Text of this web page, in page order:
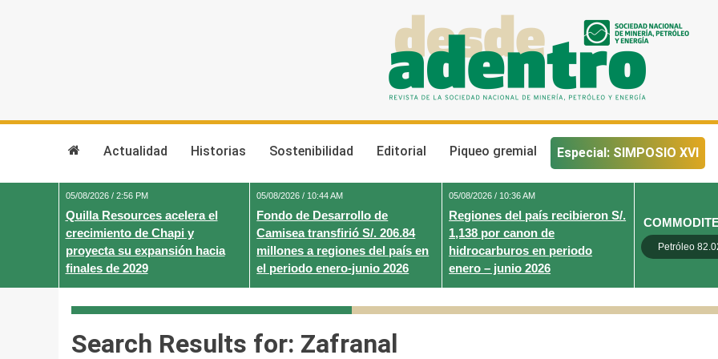
Actualidad Historias Sostenibilidad Editorial Piqueo gremial Especial: SIMPOSIO XVI
05/08/2026 / 2:56 PM
Quilla Resources acelera el
crecimiento de Chapi y
proyecta su expansión hacia
finales de 2029
05/08/2026 / 10:44 AM
Fondo de Desarrollo de
Camisea transfirió S/. 206.84
millones a regiones del país en
el periodo enero-junio 2026
05/08/2026 / 10:36 AM
Regiones del país recibieron S/.
1,138 por canon de
hidrocarburos en periodo
enero – junio 2026
Petróleo
Search Results for: Zafranal